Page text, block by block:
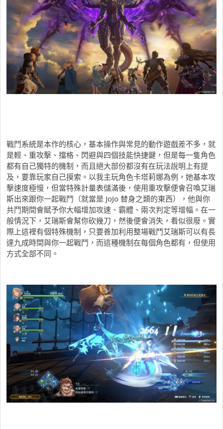
戰鬥系統是本作的核心，基本操作與常見的動作遊戲差不多，就
是輕、重攻擊、擋格、閃避與四個技能快捷鍵，但是每一隻角色
都有自己獨特的機制，而且絕大部份都沒有在玩法說明上有提
及，要靠玩家自己摸索。以我主玩角色卡塔莉娜為例，她基本攻
擊速度極慢，但當特殊計量表儲滿後，使用重攻擊便會召喚艾瑞
斯出來跟你一起戰鬥（就當是 JoJo 替身之類的東西），他與你
共鬥期間會賦予你大幅增加攻速、霸體、兩次判定等增幅。在一
般情況下，艾瑞斯會幫你砍幾刀，然後便會消失，看似很廢。實
際上這裡有個特殊機制，只要善加利用整場戰鬥艾瑞斯可以有長
達九成時間與你一起戰鬥，而這種機制在每個角色都有，但使用
方式全部不同。